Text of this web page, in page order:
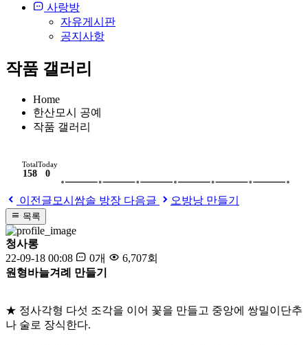
사랑방
자유게시판
공지사항
작품 갤러리
Home
한산모시 공예
작품 갤러리
Total
158
Today
0
이전글 모시쌈솔 방장 다음글 오방낭 만들기
목록
청사롱
22-09-18 00:08
0개
6,707회
원형바늘겨례 만들기
★ 정사각형 다섯 조각을 이어 꽃을 만들고 중앙에 쌍밀이단추
나 술로 장식한다.